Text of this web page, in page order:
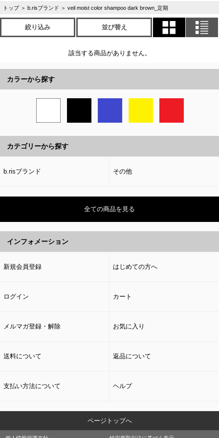
トップ ＞ b.risブランド ＞ veil moist color shampoo dark brown_定期
絞り込み 並び替え
該当する商品がありません。
カラーから探す
カテゴリーから探す
b.risブランド その他
全ての商品を見る
インフォメーション
新規会員登録 はじめての方へ
ログイン カート
メルマガ登録・解除 お気に入り
送料について 返品について
支払い方法について ヘルプ
ページトップへ